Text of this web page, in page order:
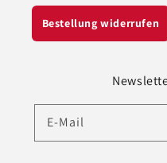
Bestellung widerrufen
E-Mail